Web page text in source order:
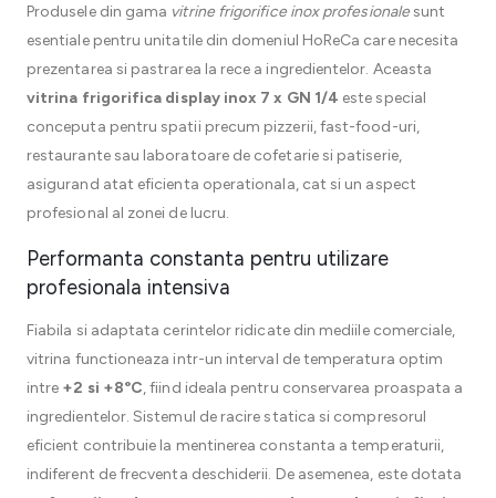
Produsele din gama vitrine frigorifice inox profesionalesunt
esentiale pentru unitatile din domeniul HoReCa care necesita
prezentarea si pastrarea la rece a ingredientelor. Aceasta
vitrina frigorifica display inox 7 x GN 1/4 este special
conceputa pentru spatii precum pizzerii, fast-food-uri,
restaurante sau laboratoare de cofetarie si patiserie,
asigurand atat eficienta operationala, cat si un aspect
profesional al zonei de lucru.
Performanta constanta pentru utilizare
profesionala intensiva
Fiabila si adaptata cerintelor ridicate din mediile comerciale,
vitrina functioneaza intr-un interval de temperatura optim
intre +2 si +8°C, fiind ideala pentru conservarea proaspata a
ingredientelor. Sistemul de racire statica si compresorul
eficient contribuie la mentinerea constanta a temperaturii,
indiferent de frecventa deschiderii. De asemenea, este dotata